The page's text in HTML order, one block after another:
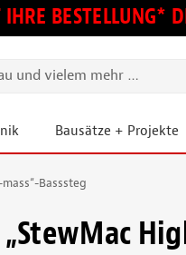
BESTELLUNG*
Bausätze + Projekte
Basssteg
„StewMac